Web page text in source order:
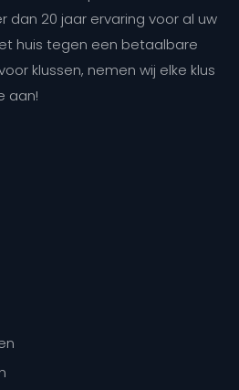
dan 20 jaar ervaring voor al uw
huis tegen een betaalbare
klussen, nemen wij elke klus
aan!